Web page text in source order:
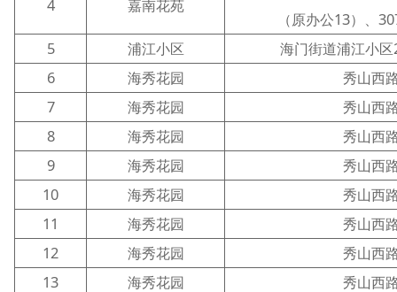
4 嘉南花苑
（原办公13）、
5
浦江小区
海门街道浦江小
6
海秀花园
秀山西
7
海秀花园
秀山西
8
海秀花园
秀山西
9
海秀花园
秀山西
10
海秀花园
秀山西
11
海秀花园
秀山西
12
海秀花园
秀山西
13
海秀花园
秀山西